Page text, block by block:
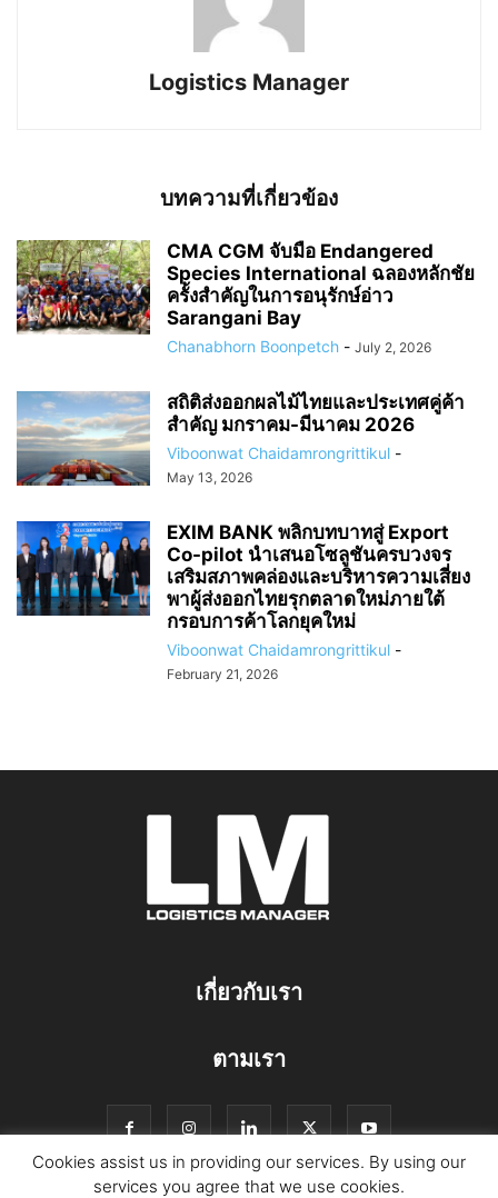
Logistics Manager
บทความที่เกี่ยวข้อง
CMA CGM จับมือ Endangered
Species International ฉลองหลักชัย
ครั้งสำคัญในการอนุรักษ์อ่าว
Sarangani Bay
Chanabhorn Boonpetch - July 2, 2026
สถิติส่งออกผลไม้ไทยและประเทศคู่ค้า
สำคัญ มกราคม-มีนาคม 2026
Viboonwat Chaidamrongrittikul -
May 13, 2026
EXIM BANK พลิกบทบาทสู่ Export
Co-pilot นำเสนอโซลูชันครบวงจร
เสริมสภาพคล่องและบริหารความเสี่ยง
พาผู้ส่งออกไทยรุกตลาดใหม่ภายใต้
กรอบการค้าโลกยุคใหม่
Viboonwat Chaidamrongrittikul -
February 21, 2026
เกี่ยวกับเรา
ตามเรา
Cookies assist us in providing our services. By using our
services you agree that we use cookies.